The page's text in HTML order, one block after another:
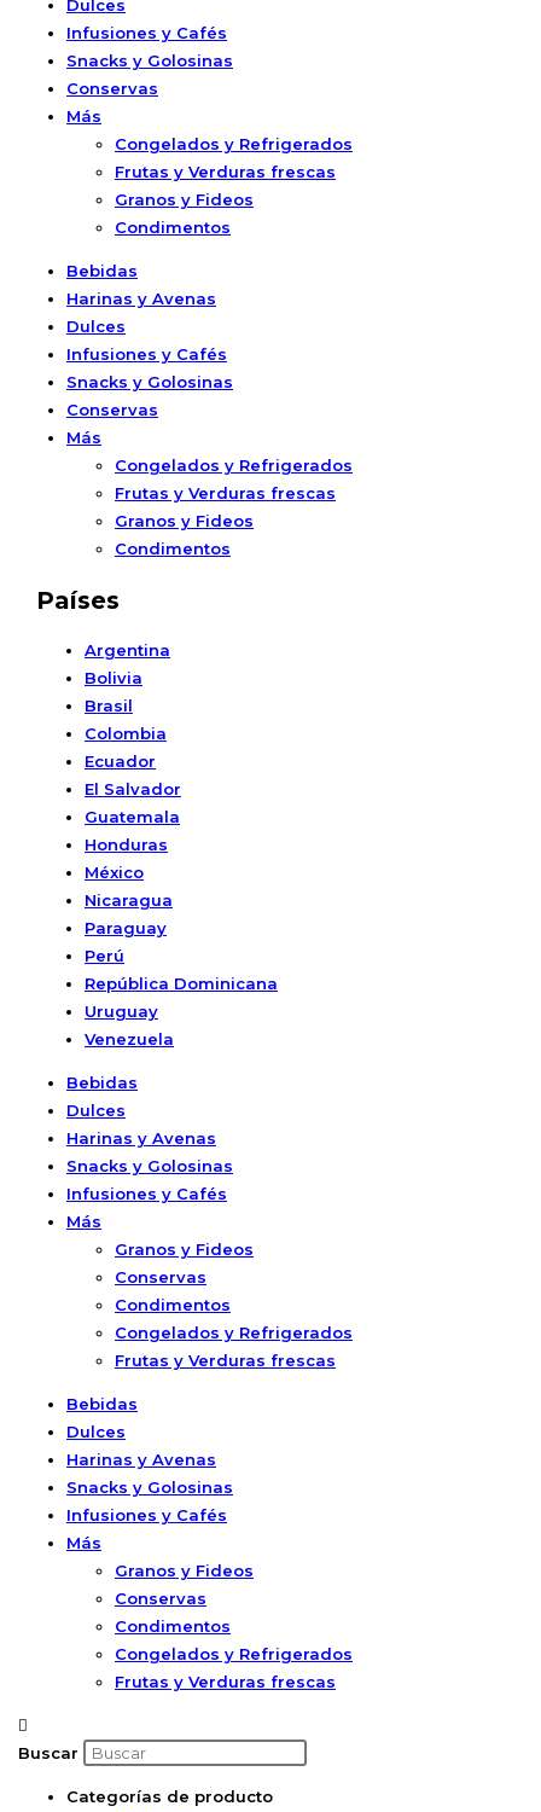
Dulces
Infusiones y Cafés
Snacks y Golosinas
Conservas
Más
Congelados y Refrigerados
Frutas y Verduras frescas
Granos y Fideos
Condimentos
Bebidas
Harinas y Avenas
Dulces
Infusiones y Cafés
Snacks y Golosinas
Conservas
Más
Congelados y Refrigerados
Frutas y Verduras frescas
Granos y Fideos
Condimentos
Países
Argentina
Bolivia
Brasil
Colombia
Ecuador
El Salvador
Guatemala
Honduras
México
Nicaragua
Paraguay
Perú
República Dominicana
Uruguay
Venezuela
Bebidas
Dulces
Harinas y Avenas
Snacks y Golosinas
Infusiones y Cafés
Más
Granos y Fideos
Conservas
Condimentos
Congelados y Refrigerados
Frutas y Verduras frescas
Bebidas
Dulces
Harinas y Avenas
Snacks y Golosinas
Infusiones y Cafés
Más
Granos y Fideos
Conservas
Condimentos
Congelados y Refrigerados
Frutas y Verduras frescas
Buscar
Categorías de producto